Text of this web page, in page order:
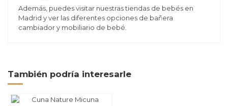
Además, puedes visitar nuestras tiendas de bebés en
Madrid y ver las diferentes opciones de bañera
cambiador y mobiliario de bebé.
También podría interesarle